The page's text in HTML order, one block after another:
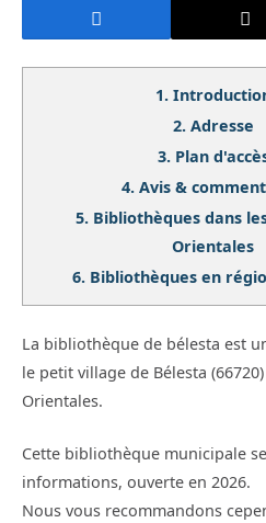
1.
2. Adresse
3. Plan
4. Avis &
5. Bibliothèques dans
Orientales
6. Bibliothèques en
La bibliothèque de bélesta est
le petit village de Bélesta
Orientales.
Cette bibliothèque municipale
informations, ouverte en 2026.
Nous vous recommandons